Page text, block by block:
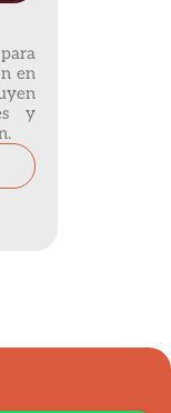
en
y